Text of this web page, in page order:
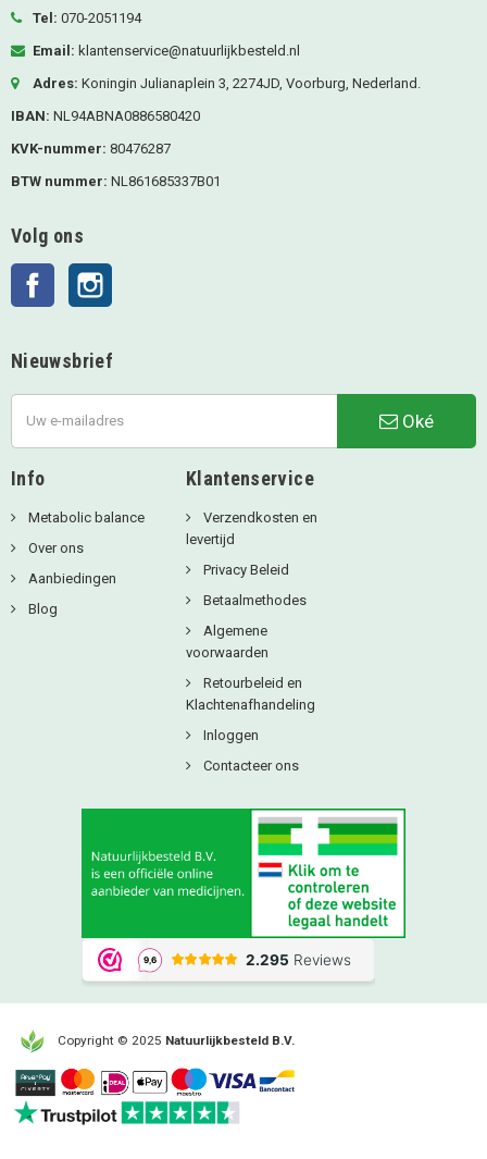
Tel: 070-2051194
Email: klantenservice@natuurlijkbesteld.nl
Adres: Koningin Julianaplein 3, 2274JD, Voorburg, Nederland.
IBAN: NL94ABNA0886580420
KVK-nummer: 80476287
BTW nummer: NL861685337B01
Volg ons
Facebook
Nieuwsbrief
Oké
Info
Metabolic balance
Over ons
Aanbiedingen
Blog
Klantenservice
Verzendkosten en
levertijd
Privacy Beleid
Betaalmethodes
Algemene
voorwaarden
Retourbeleid en
Klachtenafhandeling
Inloggen
Contacteer ons
Copyright © 2025 Natuurlijkbesteld B.V.